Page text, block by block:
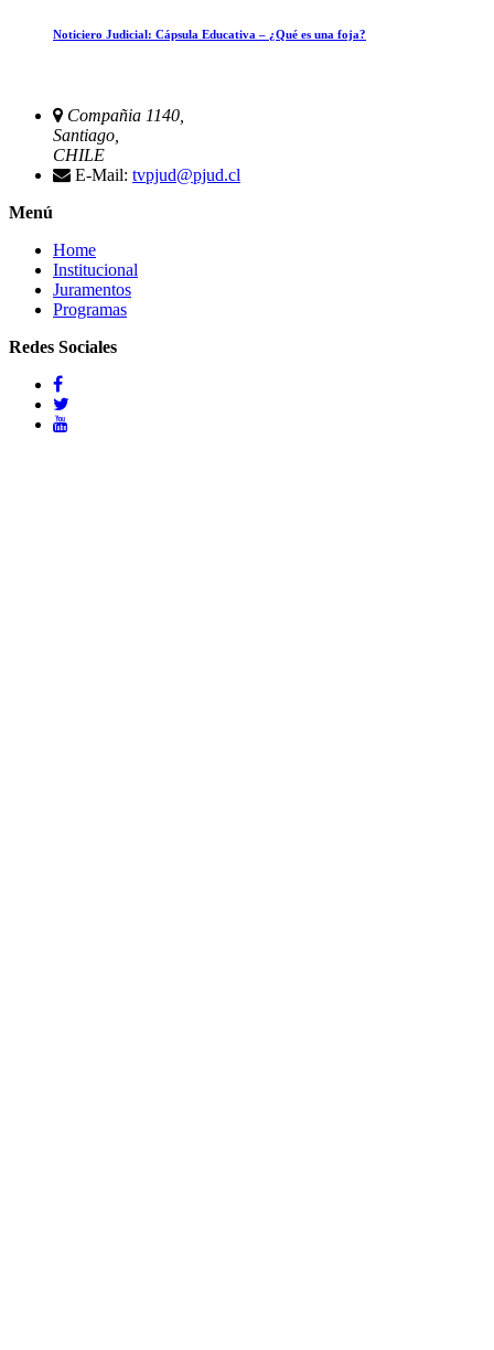
Noticiero Judicial: Cápsula Educativa – ¿Qué es una foja?
Compañia 1140,
Santiago,
CHILE
E-Mail: tvpjud@pjud.cl
Menú
Home
Institucional
Juramentos
Programas
Redes Sociales